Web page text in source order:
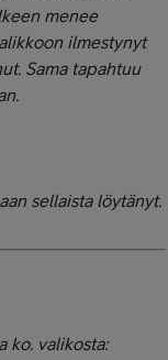
menee
ilmestynyt
Sama tapahtuu
sellaista löytänyt.
ko. valikosta: